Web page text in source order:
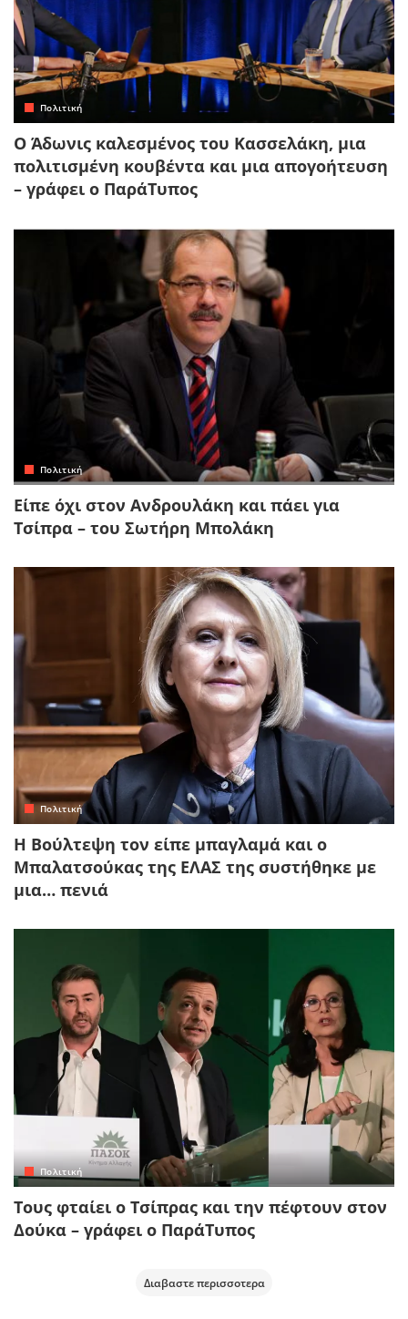
Πολιτική
Ο Άδωνις καλεσμένος του Κασσελάκη, μια
πολιτισμένη κουβέντα και μια απογοήτευση
– γράφει ο ΠαράΤυπος
Πολιτική
Είπε όχι στον Ανδρουλάκη και πάει για
Τσίπρα – του Σωτήρη Μπολάκη
Πολιτική
Η Βούλτεψη τον είπε μπαγλαμά και ο
Μπαλατσούκας της ΕΛΑΣ της συστήθηκε με
μια… πενιά
Πολιτική
Τους φταίει ο Τσίπρας και την πέφτουν στον
Δούκα – γράφει ο ΠαράΤυπος
Διαβαστε περισσοτερα